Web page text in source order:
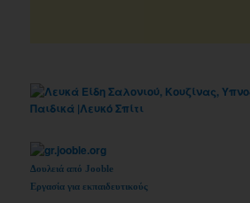
Δουλειά από Jooble
Εργασία για εκπαιδευτικούς